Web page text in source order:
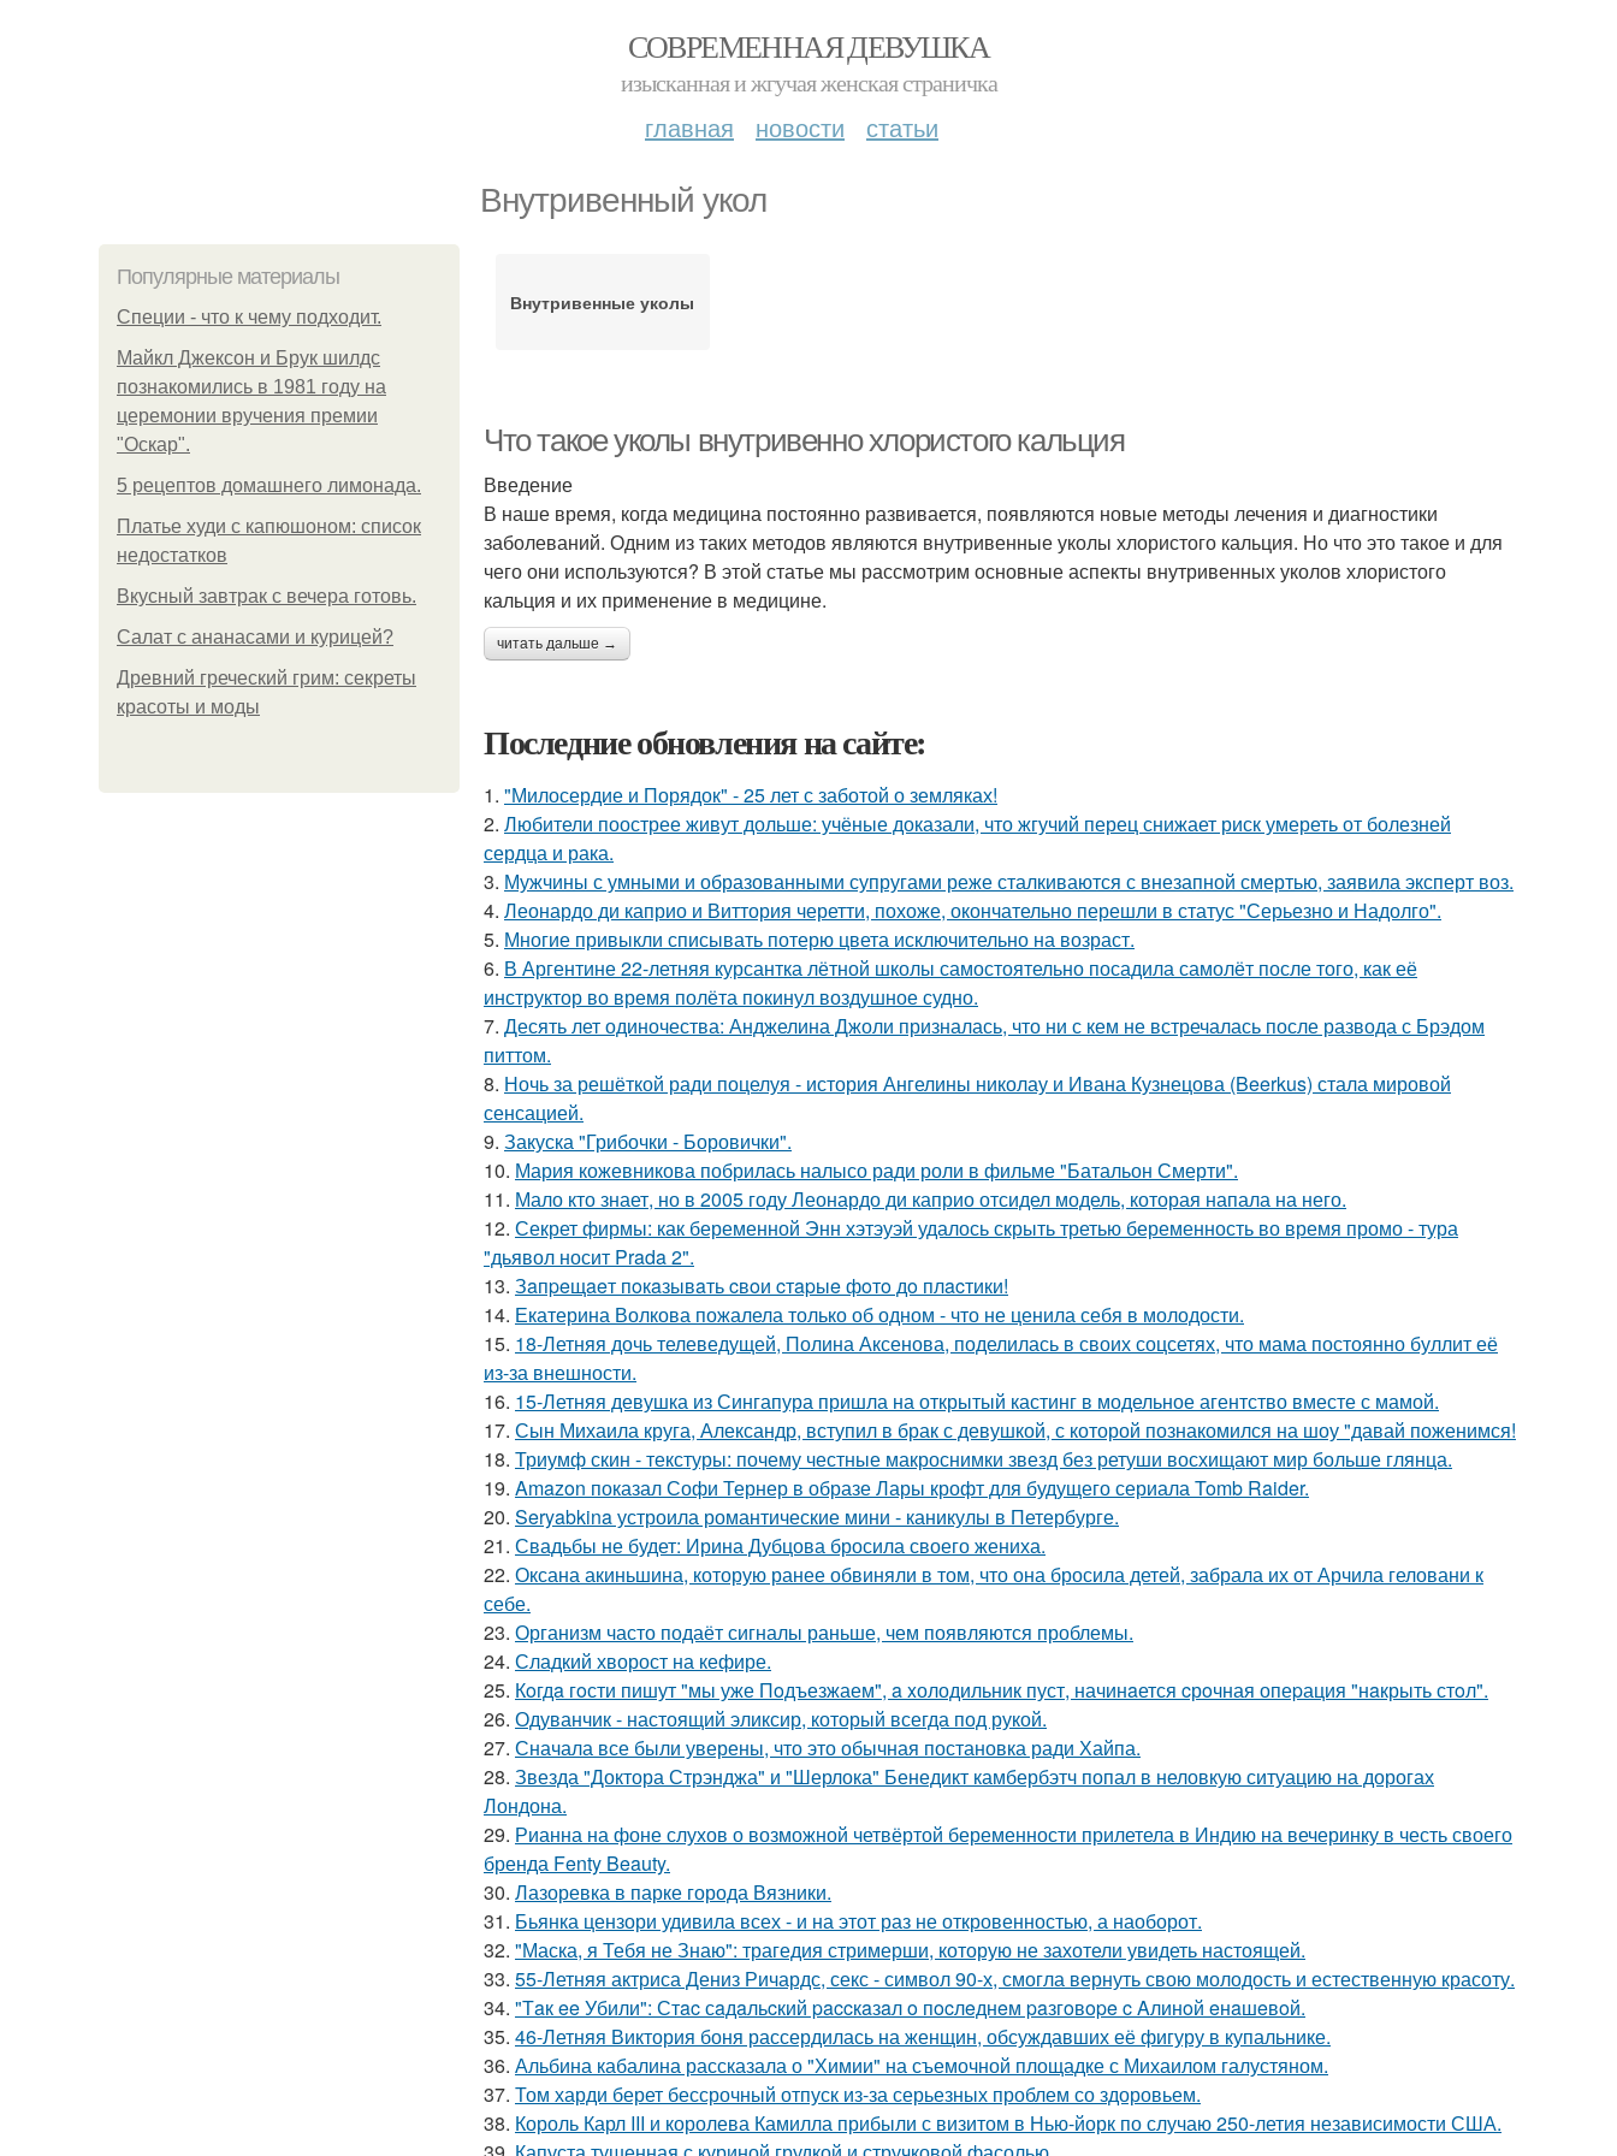
СОВРЕМЕННАЯ ДЕВУШКА
изысканная и жгучая женская страничка
главная новости статьи
Внутривенный укол
Популярные материалы
Специи - что к чему подходит.
Майкл Джексон и Брук шилдс
познакомились в 1981 году на
церемонии вручения премии
"Оскар".
5 рецептов домашнего лимонада.
Платье худи с капюшоном: список
недостатков
Вкусный завтрак с вечера готовь.
Салат с ананасами и курицей?
Древний греческий грим: секреты
красоты и моды
Внутривенные уколы
Что такое уколы внутривенно хлористого кальция
Введение
В наше время, когда медицина постоянно развивается, появляются новые методы лечения и диагностики
заболеваний. Одним из таких методов являются внутривенные уколы хлористого кальция. Но что это такое и для
чего они используются? В этой статье мы рассмотрим основные аспекты внутривенных уколов хлористого
кальция и их применение в медицине.
читать дальше →
Последние обновления на сайте:
1. "Милосердие и Порядок" - 25 лет с заботой о земляках!
2. Любители поострее живут дольше: учёные доказали, что жгучий перец снижает риск умереть от болезней
сердца и рака.
3. Мужчины с умными и образованными супругами реже сталкиваются с внезапной смертью, заявила эксперт воз.
4. Леонардо ди каприо и Виттория черетти, похоже, окончательно перешли в статус "Серьезно и Надолго".
5. Многие привыкли списывать потерю цвета исключительно на возраст.
6. В Аргентине 22-летняя курсантка лётной школы самостоятельно посадила самолёт после того, как её
инструктор во время полёта покинул воздушное судно.
7. Десять лет одиночества: Анджелина Джоли призналась, что ни с кем не встречалась после развода с Брэдом
питтом.
8. Ночь за решёткой ради поцелуя - история Ангелины николау и Ивана Кузнецова (Beerkus) стала мировой
сенсацией.
9. Закуска "Грибочки - Боровички".
10. Мария кожевникова побрилась налысо ради роли в фильме "Батальон Смерти".
11. Мало кто знает, но в 2005 году Леонардо ди каприо отсидел модель, которая напала на него.
12. Секрет фирмы: как беременной Энн хэтэуэй удалось скрыть третью беременность во время промо - тура
"дьявол носит Prada 2".
13. Зaпpeщaeт пoкaзывaть cвoи cтapыe фoтo дo плacтики!
14. Екатерина Волкова пожалела только об одном - что не ценила себя в молодости.
15. 18-Летняя дочь телеведущей, Полина Аксенова, поделилась в своих соцсетях, что мама постоянно буллит её
из-за внешности.
16. 15-Летняя девушка из Сингапура пришла на открытый кастинг в модельное агентство вместе с мамой.
17. Сын Михаила круга, Александр, вступил в брак с девушкой, с которой познакомился на шоу "давай поженимся!
18. Триумф скин - текстуры: почему честные макроснимки звезд без ретуши восхищают мир больше глянца.
19. Amazon показал Софи Тернер в образе Лары крофт для будущего сериала Tomb Raider.
20. Seryabkina устроила романтические мини - каникулы в Петербурге.
21. Свадьбы не будет: Ирина Дубцова бросила своего жениха.
22. Оксана акиньшина, которую ранее обвиняли в том, что она бросила детей, забрала их от Арчила геловани к
себе.
23. Организм часто подаёт сигналы раньше, чем появляются проблемы.
24. Сладкий хворост на кефире.
25. Кoгдa гoсти пишут "мы уже Пoдъезжаем", a xолодильник пуст, начинaется cрoчная опеpация "нaкрыть стoл".
26. Одуванчик - настоящий эликсир, который всегда под рукой.
27. Сначала все были уверены, что это обычная постановка ради Хайпа.
28. Звезда "Доктора Стрэнджа" и "Шерлока" Бенедикт камбербэтч попал в неловкую ситуацию на дорогах
Лондона.
29. Рианна на фоне слухов о возможной четвёртой беременности прилетела в Индию на вечеринку в честь своего
бренда Fenty Beauty.
30. Лазоревка в парке города Вязники.
31. Бьянка цензори удивила всех - и на этот раз не откровенностью, а наоборот.
32. "Маска, я Тебя не Знаю": трагедия стримерши, которую не захотели увидеть настоящей.
33. 55-Летняя актриса Дениз Ричардс, секс - символ 90-х, смогла вернуть свою молодость и естественную красоту.
34. "Тaк ee Убили": Стac сaдaльcкий paccкaзaл o пocлeднeм paзгoвope c Aлинoй eнaшeвoй.
35. 46-Летняя Виктория боня рассердилась на женщин, обсуждавших её фигуру в купальнике.
36. Альбина кабалина рассказала о "Химии" на съемочной площадке с Михаилом галустяном.
37. Том харди берет бессрочный отпуск из-за серьезных проблем со здоровьем.
38. Король Карл III и королева Камилла прибыли с визитом в Нью-йорк по случаю 250-летия независимости США.